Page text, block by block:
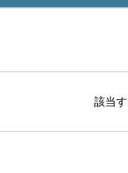
該当